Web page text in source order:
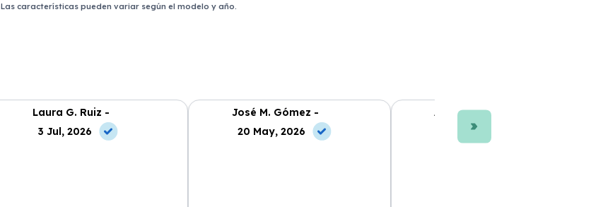
Las características pueden variar según el modelo y año.
Laura G. Ruiz -
3 Jul, 2026
José M. Gómez -
20 May, 2026
Ana L. Fernández -
10 Jun, 2026